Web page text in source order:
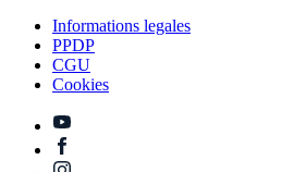
Informations legales
PPDP
CGU
Cookies